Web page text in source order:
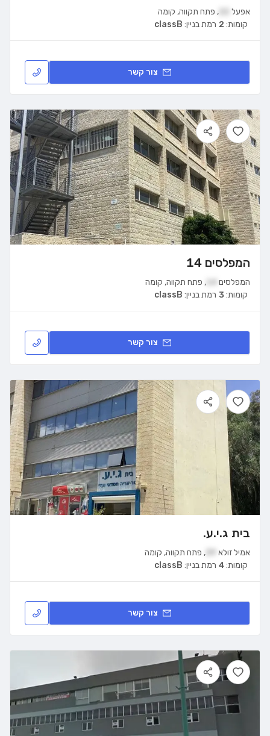
אפעל , פתח תקווה, קומה
רמת בניין: classB קומות: 2
צור קשר
המפלסים 14
המפלסים , פתח תקווה, קומה
רמת בניין: classB קומות:3
צור קשר
בית ג.י.ע.
אמיל זולא , פתח תקווה, קומה
רמת בניין: classB קומות:4
צור קשר